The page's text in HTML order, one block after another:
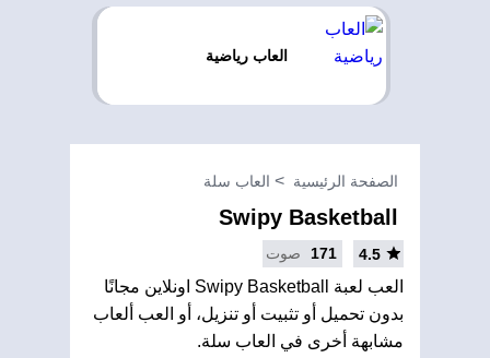
العاب رياضية
الصفحة الرئيسية العاب سلة
Swipy Basketball
4.5
171 صوت
العب لعبة Swipy Basketball اونلاين مجانًا
بدون تحميل أو تثبيت أو تنزيل، أو العب ألعاب
مشابهة أخرى في العاب سلة.